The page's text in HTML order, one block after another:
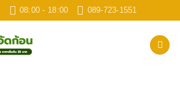
08:00 - 18:00 089-723-1551